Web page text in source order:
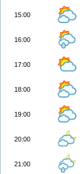
15:00
16:00
17:00
18:00
19:00
20:00
21:00